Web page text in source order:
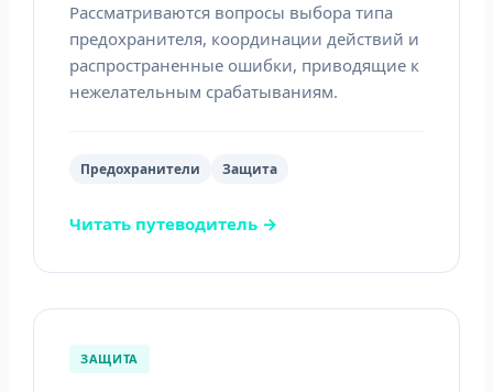
Рассматриваются вопросы выбора типа
предохранителя, координации действий и
распространенные ошибки, приводящие к
нежелательным срабатываниям.
Предохранители Защита
Читать путеводитель →
ЗАЩИТА